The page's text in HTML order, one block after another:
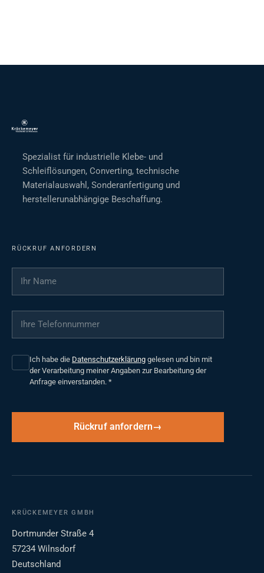
Spezialist für industrielle Klebe- und
Schleiflösungen, Converting, technische
Materialauswahl, Sonderanfertigung und
herstellerunabhängige Beschaffung.
RÜCKRUF ANFORDERN
Ihr Name
Ihre Telefonnummer
Ich habe die Datenschutzerklärung gelesen und bin mit
der Verarbeitung meiner Angaben zur Bearbeitung der
Anfrage einverstanden. *
Rückruf anfordern
KRÜCKEMEYER GMBH
Dortmunder Straße 4
57234 Wilnsdorf
Deutschland